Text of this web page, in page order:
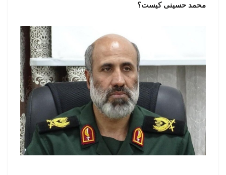
محمد حسینی کیست؟